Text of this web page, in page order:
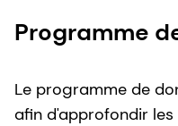
Programme
Le programme de
afin d'approfondir